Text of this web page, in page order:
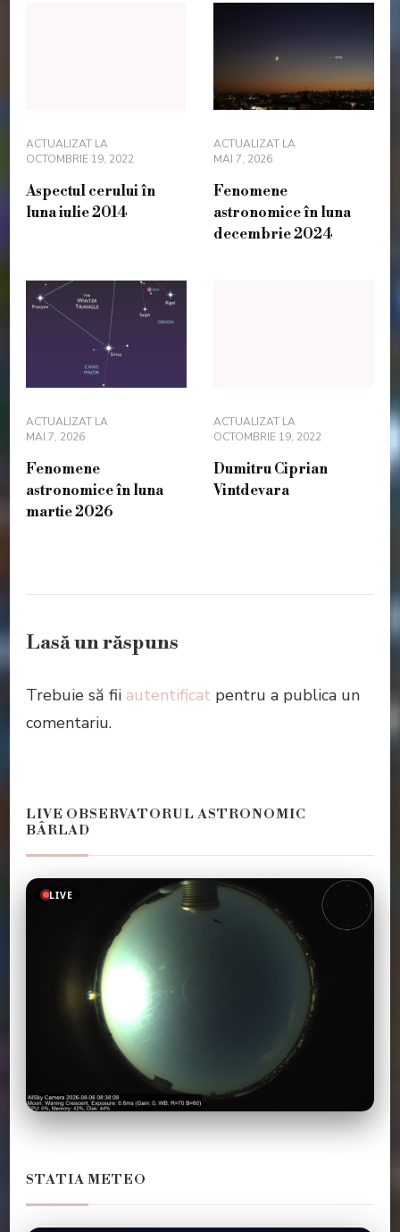
ACTUALIZAT LA
OCTOMBRIE 19, 2022
Aspectul cerului în
luna iulie 2014
ACTUALIZAT LA
MAI 7, 2026
Fenomene
astronomice în luna
decembrie 2024
ACTUALIZAT LA
MAI 7, 2026
Fenomene
astronomice în luna
martie 2026
ACTUALIZAT LA
OCTOMBRIE 19, 2022
Dumitru Ciprian
Vintdevara
Lasă un răspuns
Trebuie să fii autentificat pentru a publica un
comentariu.
LIVE OBSERVATORUL ASTRONOMIC
BÂRLAD
LIVE
STATIA METEO